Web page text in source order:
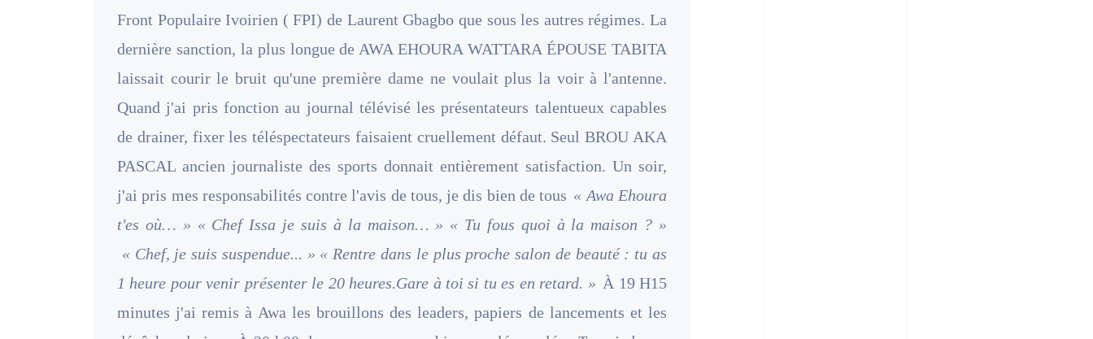
Front Populaire Ivoirien ( FPI) de Laurent Gbagbo que sous les autres régimes. La
dernière sanction, la plus longue de AWA EHOURA WATTARA ÉPOUSE TABITA
laissait courir le bruit qu'une première dame ne voulait plus la voir à l'antenne.
Quand j'ai pris fonction au journal télévisé les présentateurs talentueux capables
de drainer, fixer les téléspectateurs faisaient cruellement défaut. Seul BROU AKA
PASCAL ancien journaliste des sports donnait entièrement satisfaction. Un soir,
j'ai pris mes responsabilités contre l'avis de tous, je dis bien de tous « Awa Ehoura
t'es où… » « Chef Issa je suis à la maison… » « Tu fous quoi à la maison ? »
« Chef, je suis suspendue... » « Rentre dans le plus proche salon de beauté : tu as
1 heure pour venir présenter le 20 heures.Gare à toi si tu es en retard. » À 19 H15
minutes j'ai remis à Awa les brouillons des leaders, papiers de lancements et les